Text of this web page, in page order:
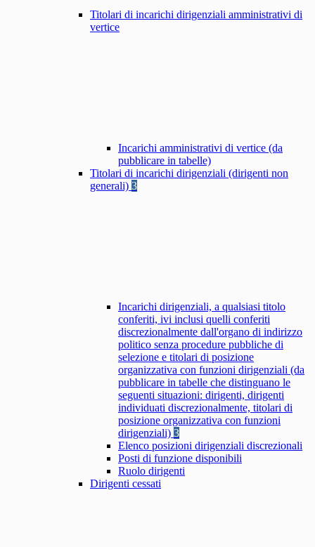
Titolari di incarichi dirigenziali amministrativi di
vertice
Incarichi amministrativi di vertice (da
pubblicare in tabelle)
Titolari di incarichi dirigenziali (dirigenti non
generali) 3
Incarichi dirigenziali, a qualsiasi titolo
conferiti, ivi inclusi quelli conferiti
discrezionalmente dall'organo di indirizzo
politico senza procedure pubbliche di
selezione e titolari di posizione
organizzativa con funzioni dirigenziali (da
pubblicare in tabelle che distinguano le
seguenti situazioni: dirigenti, dirigenti
individuati discrezionalmente, titolari di
posizione organizzativa con funzioni
dirigenziali) 3
Elenco posizioni dirigenziali discrezionali
Posti di funzione disponibili
Ruolo dirigenti
Dirigenti cessati